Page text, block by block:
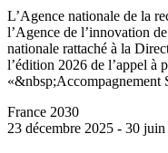
L’Agence nationale de la
l’Agence de l’innovation
nationale rattaché à la
l’édition 2026 de l’appel
«&nbsp;Accompagnement
France 2030
23 décembre 2025 - 30